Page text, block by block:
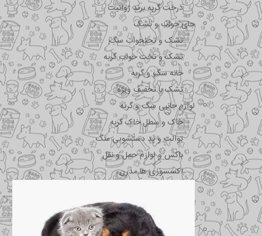
درخت گربه برند ژوانیت
جای خواب و تشک
تشک و تختحواب سگ
تشک و تخت خواب گربه
خانه سگ و گربه
تشک با تخفیف ویژه
لوازم جانبی سگ و گربه
خاک و سطل خاک گربه
توالت و پد دستشویی سگ
باکس و لوازم حمل و نقل
اکسسوری ها مدرن